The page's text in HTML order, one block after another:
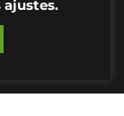
y cultura
ajustes.